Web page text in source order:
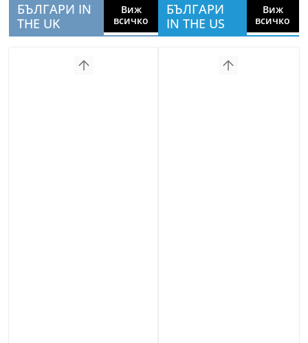
БЪЛГАРИ IN
THE UK
Виж
всичко
БЪЛГАРИ
IN THE US
Виж
всичко